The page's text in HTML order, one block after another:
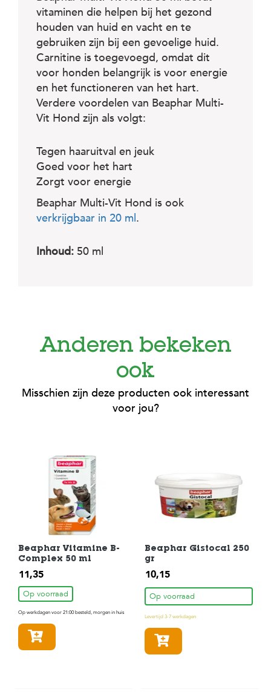
vitaminen die helpen bij het gezond
houden van huid en vacht en te
gebruiken zijn bij een gevoelige huid.
Carnitine is toegevoegd, omdat dit
voor honden belangrijk is voor energie
en het functioneren van het hart.
Verdere voordelen van Beaphar Multi-
Vit Hond zijn als volgt:
Tegen haaruitval en jeuk
Goed voor het hart
Zorgt voor energie
Beaphar Multi-Vit Hond is ook
verkrijgbaar in 20 ml.
Inhoud: 50 ml
Anderen bekeken
ook
Misschien zijn deze producten ook interessant
voor jou?
Beaphar Vitamine B-
Complex 50 ml
11,35
Op voorraad
Op werkdagen voor 21:00 besteld, morgen in huis
Beaphar Gistocal 250
gr
10,15
Op voorraad
Levertijd 3-7 werkdagen